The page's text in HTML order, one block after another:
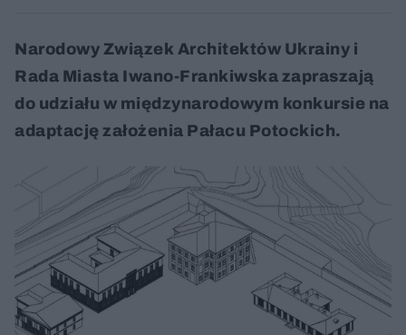
Narodowy Związek Architektów Ukrainy i
Rada Miasta Iwano-Frankiwska zapraszają
do udziału w międzynarodowym konkursie na
adaptację założenia Pałacu Potockich.